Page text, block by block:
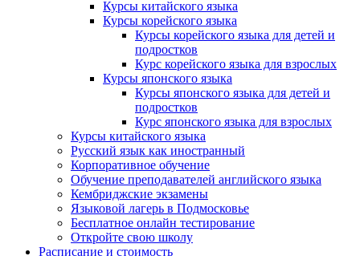
Курсы китайского языка
Курсы корейского языка
Курсы корейского языка для детей и
подростков
Курс корейского языка для взрослых
Курсы японского языка
Курсы японского языка для детей и
подростков
Курс японского языка для взрослых
Курсы китайского языка
Русский язык как иностранный
Корпоративное обучение
Обучение преподавателей английского языка
Кембриджские экзамены
Языковой лагерь в Подмосковье
Бесплатное онлайн тестирование
Откройте свою школу
Расписание и стоимость